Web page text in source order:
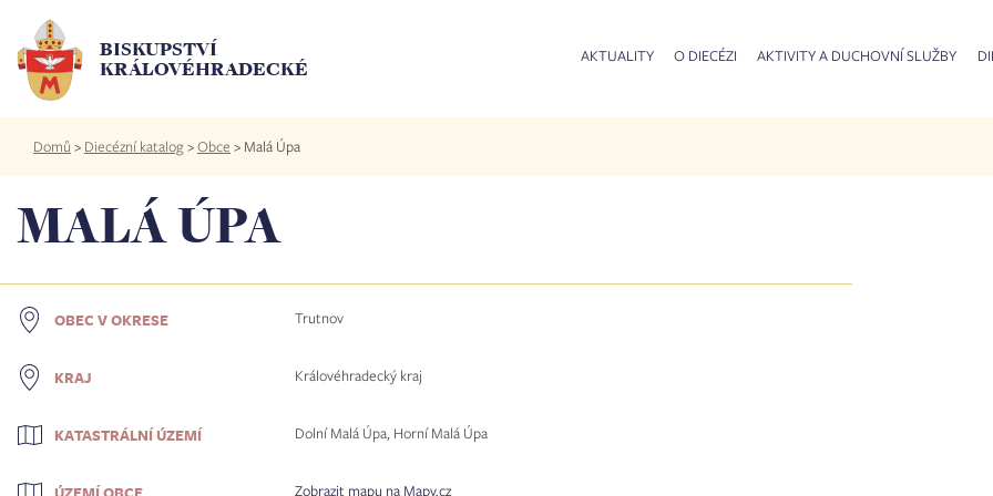
hlavnímu
obsahu
BISKUPSTVÍ
KRÁLOVÉHRADECKÉ
AKTUALITY O DIECÉZI AKTIVITY A DUCHOVNÍ SLUŽBY
Drobečková
navigace
Domů > Diecézní katalog>Obce > Malá Úpa
MALÁ ÚPA
OBEC V OKRESE Trutnov
KRAJ Královéhradecký kraj
KATASTRÁLNÍ ÚZEMÍ Dolní Malá Úpa, Horní Malá Úpa
Zobrazit mapu na Mapy.cz